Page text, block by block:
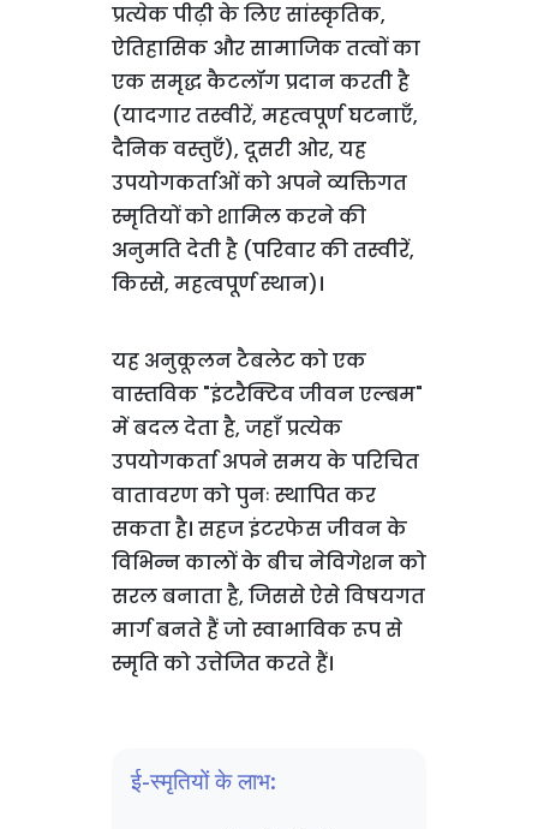
प्रत्येक पीढ़ी के लिए सांस्कृतिक,
ऐतिहासिक और सामाजिक तत्वों का
एक समृद्ध कैटलॉग प्रदान करती है
(यादगार तस्वीरें, महत्वपूर्ण घटनाएँ,
दैनिक वस्तुएँ), दूसरी ओर, यह
उपयोगकर्ताओं को अपने व्यक्तिगत
स्मृतियों को शामिल करने की
अनुमति देती है (परिवार की तस्वीरें,
किस्से, महत्वपूर्ण स्थान)।
यह अनुकूलन टैबलेट को एक
वास्तविक "इंटरैक्टिव जीवन एल्बम"
में बदल देता है, जहाँ प्रत्येक
उपयोगकर्ता अपने समय के परिचित
वातावरण को पुनः स्थापित कर
सकता है। सहज इंटरफेस जीवन के
विभिन्न कालों के बीच नेविगेशन को
सरल बनाता है, जिससे ऐसे विषयगत
मार्ग बनते हैं जो स्वाभाविक रूप से
स्मृति को उत्तेजित करते हैं।
ई-स्मृतियों के लाभ: